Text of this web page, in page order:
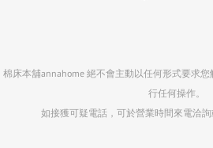
棉床本舖annahome 絕不會主動以任何形式要求
行任何操作。
如接獲可疑電話，可於營業時間來電洽詢